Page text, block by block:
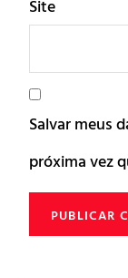
Site
Salvar meus
próxima vez